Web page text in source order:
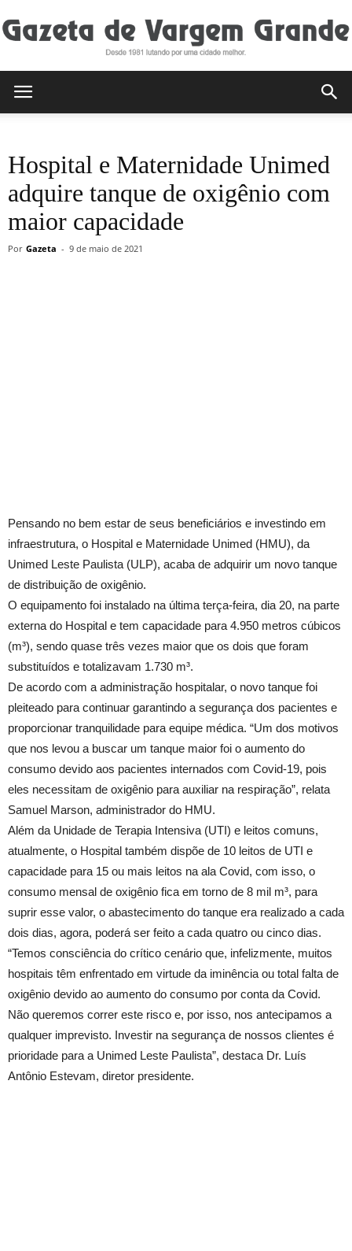
de
Hospital e Maternidade Unimed
adquire tanque de oxigênio com
maior capacidade
Por Gazeta - 9 de maio de 2021
Pensando no bem estar de seus beneficiários e investindo em
infraestrutura, o Hospital e Maternidade Unimed (HMU), da
Unimed Leste Paulista (ULP), acaba de adquirir um novo tanque
de distribuição de oxigênio.
O equipamento foi instalado na última terça-feira, dia 20, na parte
externa do Hospital e tem capacidade para 4.950 metros cúbicos
(m³), sendo quase três vezes maior que os dois que foram
substituídos e totalizavam 1.730 m³.
De acordo com a administração hospitalar, o novo tanque foi
pleiteado para continuar garantindo a segurança dos pacientes e
proporcionar tranquilidade para equipe médica. “Um dos motivos
que nos levou a buscar um tanque maior foi o aumento do
consumo devido aos pacientes internados com Covid-19, pois
eles necessitam de oxigênio para auxiliar na respiração”, relata
Samuel Marson, administrador do HMU.
Além da Unidade de Terapia Intensiva (UTI) e leitos comuns,
atualmente, o Hospital também dispõe de 10 leitos de UTI e
capacidade para 15 ou mais leitos na ala Covid, com isso, o
consumo mensal de oxigênio fica em torno de 8 mil m³, para
suprir esse valor, o abastecimento do tanque era realizado a cada
dois dias, agora, poderá ser feito a cada quatro ou cinco dias.
“Temos consciência do crítico cenário que, infelizmente, muitos
hospitais têm enfrentado em virtude da iminência ou total falta de
oxigênio devido ao aumento do consumo por conta da Covid.
Não queremos correr este risco e, por isso, nos antecipamos a
qualquer imprevisto. Investir na segurança de nossos clientes é
prioridade para a Unimed Leste Paulista”, destaca Dr. Luís
Antônio Estevam, diretor presidente.